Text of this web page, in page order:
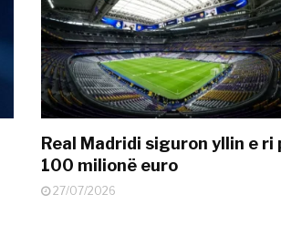
Real Madridi siguron yllin e ri
100 milionë euro
27/07/2026